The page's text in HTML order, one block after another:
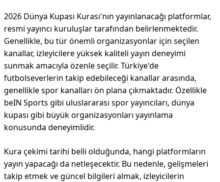
2026 Dünya Kupası Kurası'nın yayınlanacağı platformlar,
resmi yayıncı kuruluşlar tarafından belirlenmektedir.
Genellikle, bu tür önemli organizasyonlar için seçilen
kanallar, izleyicilere yüksek kaliteli yayın deneyimi
sunmak amacıyla özenle seçilir. Türkiye'de
futbolseverlerin takip edebileceği kanallar arasında,
genellikle spor kanalları ön plana çıkmaktadır. Özellikle
beIN Sports gibi uluslararası spor yayıncıları, dünya
kupası gibi büyük organizasyonları yayınlama
konusunda deneyimlidir.
Kura çekimi tarihi belli olduğunda, hangi platformların
yayın yapacağı da netleşecektir. Bu nedenle, gelişmeleri
takip etmek ve güncel bilgileri almak, izleyicilerin